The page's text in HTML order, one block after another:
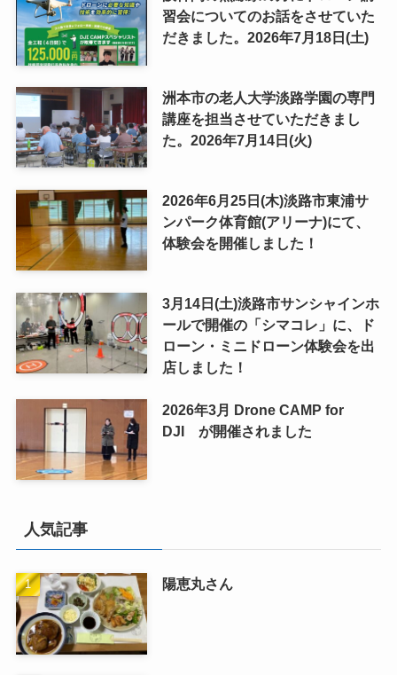
習会についてのお話をさせていた
だきました。2026年7月18日(土)
洲本市の老人大学淡路学園の専門
講座を担当させていただきまし
た。2026年7月14日(火)
2026年6月25日(木)淡路市東浦サ
ンパーク体育館(アリーナ)にて、
体験会を開催しました！
3月14日(土)淡路市サンシャインホ
ールで開催の「シマコレ」に、ド
ローン・ミニドローン体験会を出
店しました！
2026年3月 Drone CAMP for
DJI が開催されました
人気記事
陽恵丸さん